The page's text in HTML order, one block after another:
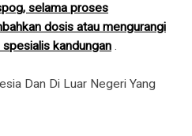
selama proses
dosis atau mengurangi
kandungan .
Dan Di Luar Negeri Yang